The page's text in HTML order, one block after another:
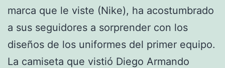
marca que le viste (Nike), ha acostumbrado
a sus seguidores a sorprender con los
diseños de los uniformes del primer equipo.
La camiseta que vistió Diego Armando